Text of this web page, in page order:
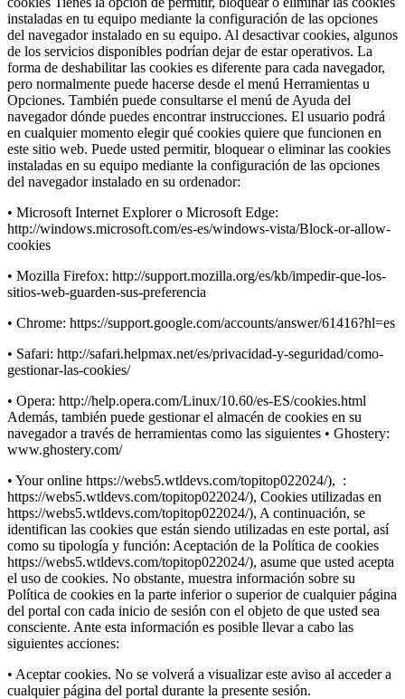
instaladas en tu equipo mediante la configuración de las opciones
del navegador instalado en su equipo. Al desactivar cookies, algunos
de los servicios disponibles podrían dejar de estar operativos. La
forma de deshabilitar las cookies es diferente para cada navegador,
pero normalmente puede hacerse desde el menú Herramientas u
Opciones. También puede consultarse el menú de Ayuda del
navegador dónde puedes encontrar instrucciones. El usuario podrá
en cualquier momento elegir qué cookies quiere que funcionen en
este sitio web. Puede usted permitir, bloquear o eliminar las cookies
instaladas en su equipo mediante la configuración de las opciones
del navegador instalado en su ordenador:
• Microsoft Internet Explorer o Microsoft Edge:
http://windows.microsoft.com/es-es/windows-vista/Block-or-allow-
cookies
• Mozilla Firefox: http://support.mozilla.org/es/kb/impedir-que-los-
sitios-web-guarden-sus-preferencia
• Chrome: https://support.google.com/accounts/answer/61416?hl=es
• Safari: http://safari.helpmax.net/es/privacidad-y-seguridad/como-
gestionar-las-cookies/
• Opera: http://help.opera.com/Linux/10.60/es-ES/cookies.html
Además, también puede gestionar el almacén de cookies en su
navegador a través de herramientas como las siguientes • Ghostery:
www.ghostery.com/
• Your online https://webs5.wtldevs.com/topitop022024/), :
https://webs5.wtldevs.com/topitop022024/), Cookies utilizadas en
https://webs5.wtldevs.com/topitop022024/), A continuación, se
identifican las cookies que están siendo utilizadas en este portal, así
como su tipología y función: Aceptación de la Política de cookies
https://webs5.wtldevs.com/topitop022024/), asume que usted acepta
el uso de cookies. No obstante, muestra información sobre su
Política de cookies en la parte inferior o superior de cualquier página
del portal con cada inicio de sesión con el objeto de que usted sea
consciente. Ante esta información es posible llevar a cabo las
siguientes acciones:
• Aceptar cookies. No se volverá a visualizar este aviso al acceder a
cualquier página del portal durante la presente sesión.